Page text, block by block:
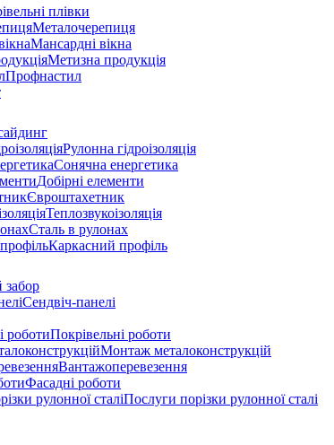
плівки
Металочерепиця
Мансардні вікна
Метизна продукція
Профнастил
Рулонна гідроізоляція
Сонячна енергетика
Добірні елементи
Євроштахетник
Теплозвукоізоляція
Сталь в рулонах
Каркасний профіль
забор
Сендвіч-панелі
Покрівельні роботи
Монтаж металоконструкцій
Вантажоперевезення
Фасадні роботи
Послуги порізки рулонної сталі